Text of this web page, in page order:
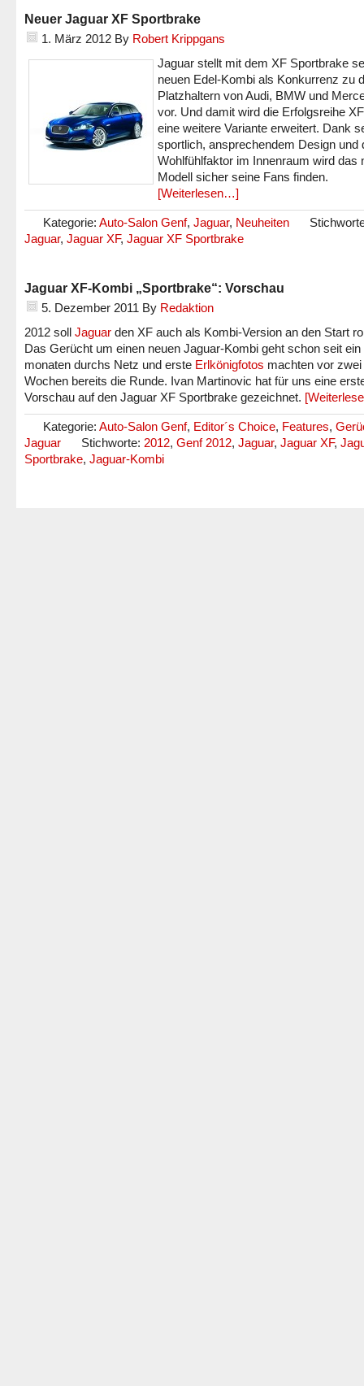
Neuer Jaguar XF Sportbrake
1. März 2012 By Robert Krippgans
Jaguar stellt mit dem XF Sportbrake
neuen Edel-Kombi als Konkurrenz zu
Platzhaltern von Audi, BMW und
vor. Und damit wird die Erfolgsreihe
eine weitere Variante erweitert. Dank
sportlich, ansprechendem Design und
Wohlfühlfaktor im Innenraum wird das
Modell sicher seine Fans finden.
[Weiterlesen…]
Kategorie: Auto-Salon Genf, Jaguar, Neuheiten
Jaguar, Jaguar XF, Jaguar XF Sportbrake
Jaguar XF-Kombi „Sportbrake“: Vorschau
5. Dezember 2011 By Redaktion
2012 soll Jaguar den XF auch als Kombi-Version an den Start
Das Gerücht um einen neuen Jaguar-Kombi geht schon seit ein
monaten durchs Netz und erste Erlkönigfotos machten vor zwei
Wochen bereits die Runde. Ivan Martinovic hat für uns eine
Vorschau auf den Jaguar XF Sportbrake gezeichnet.
Kategorie: Auto-Salon Genf, Editor´s Choice, Features,
Jaguar
Stichworte: 2012, Genf 2012, Jaguar, Jaguar XF,
Sportbrake, Jaguar-Kombi